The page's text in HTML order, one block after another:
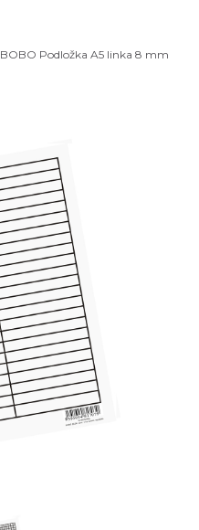
BOBO Podložka A5 linka 8 mm